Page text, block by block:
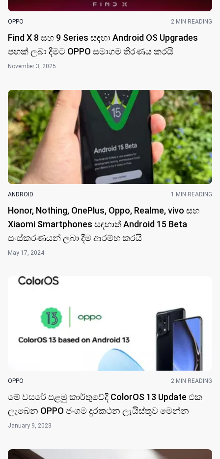
OPPO 2 MIN READING
Find X 8 සහ 9 Series සඳහා Android OS Upgrades
පහක් ලබා දීමට OPPO සමාගම තීරණය කරයි
November 3, 2025
ANDROID 1 MIN READING
Honor, Nothing, OnePlus, Oppo, Realme, vivo සහ
Xiaomi Smartphones සඳහාත් Android 15 Beta
සංස්කරණයන් ලබා දීම ආරම්භ කරයි
May 17, 2024
OPPO 2 MIN READING
මේ වසරේ පළමු කාර්තුවේදී ColorOS 13 Update එක
ලැබෙන OPPO ජංගම දුරකථන ලැයිස්තුව මෙන්න
January 9, 2023